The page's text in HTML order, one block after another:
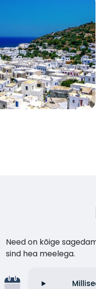
Need on kõige
sind hea meelega.